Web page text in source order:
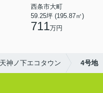
西条市大町
59.25坪 (195.87㎡)
711万円
天神ノ下エコタウン 4号地